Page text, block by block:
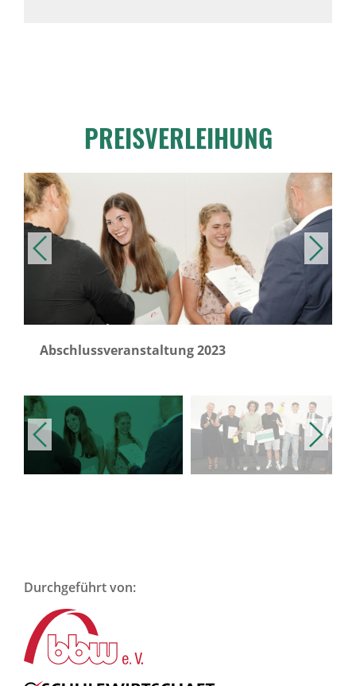
PREISVERLEIHUNG
Abschlussveranstaltung 2023
Durchgeführt von: